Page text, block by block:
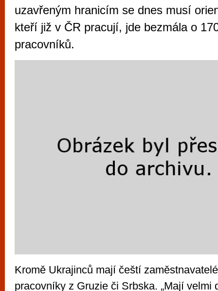
uzavřeným hranicím se dnes musí
kteří již v ČR pracují, jde bezmála o
pracovníků.
Kromě Ukrajinců mají čeští
pracovníky z Gruzie či Srbska. „Mají velmi